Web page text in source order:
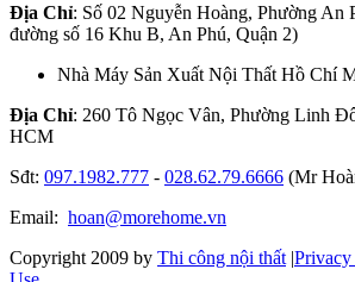
Địa Chỉ: Số 02 Nguyễn Hoàng, Phường An
đường số 16 Khu B, An Phú, Quận 2)
Nhà Máy Sản Xuất Nội Thất Hồ Chí
Địa Chỉ: 260 Tô Ngọc Vân, Phường Linh
HCM
Sđt: 097.1982.777 - 028.62.79.6666 (Mr
Email: hoan@morehome.vn
Copyright 2009 by Thi công nội thất |Privacy